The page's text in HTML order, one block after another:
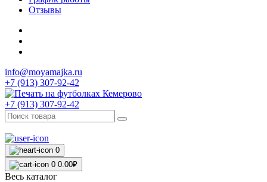
Отзывы
info@moyamajka.ru
+7 (913) 307-92-42
+7 (913) 307-92-42
0
0 0.00₽
Весь каталог